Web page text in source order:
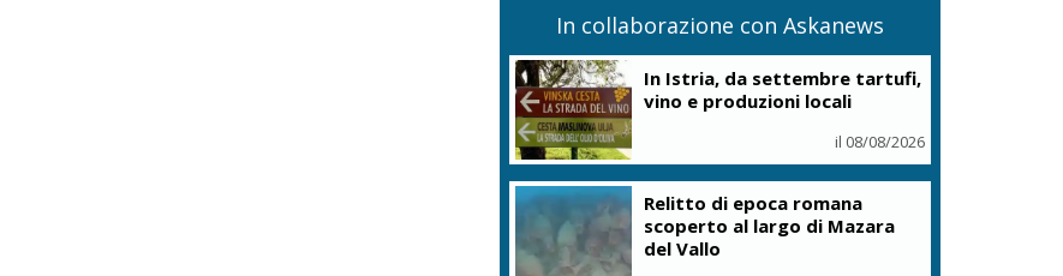
In collaborazione con Askanews
In Istria, da settembre tartufi,
vino e produzioni locali
il 08/08/2026
Relitto di epoca romana
scoperto al largo di Mazara
del Vallo